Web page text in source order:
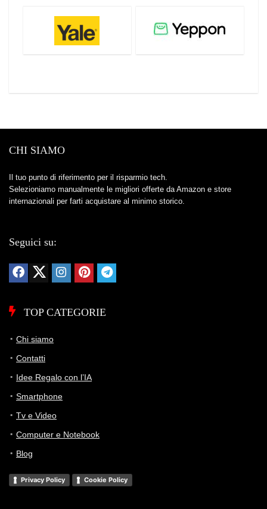
CHI SIAMO
Il tuo punto di riferimento per il risparmio tech.
Selezioniamo manualmente le migliori offerte da Amazon e store
internazionali per farti acquistare al minimo storico.
Seguici su:
TOP CATEGORIE
Chi siamo
Contatti
Idee Regalo con l’IA
Smartphone
Tv e Video
Computer e Notebook
Blog
Privacy Policy Cookie Policy